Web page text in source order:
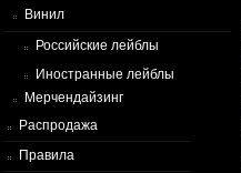
Винил
Российские лейблы
Иностранные лейблы
Мерчендайзинг
Распродажа
Правила